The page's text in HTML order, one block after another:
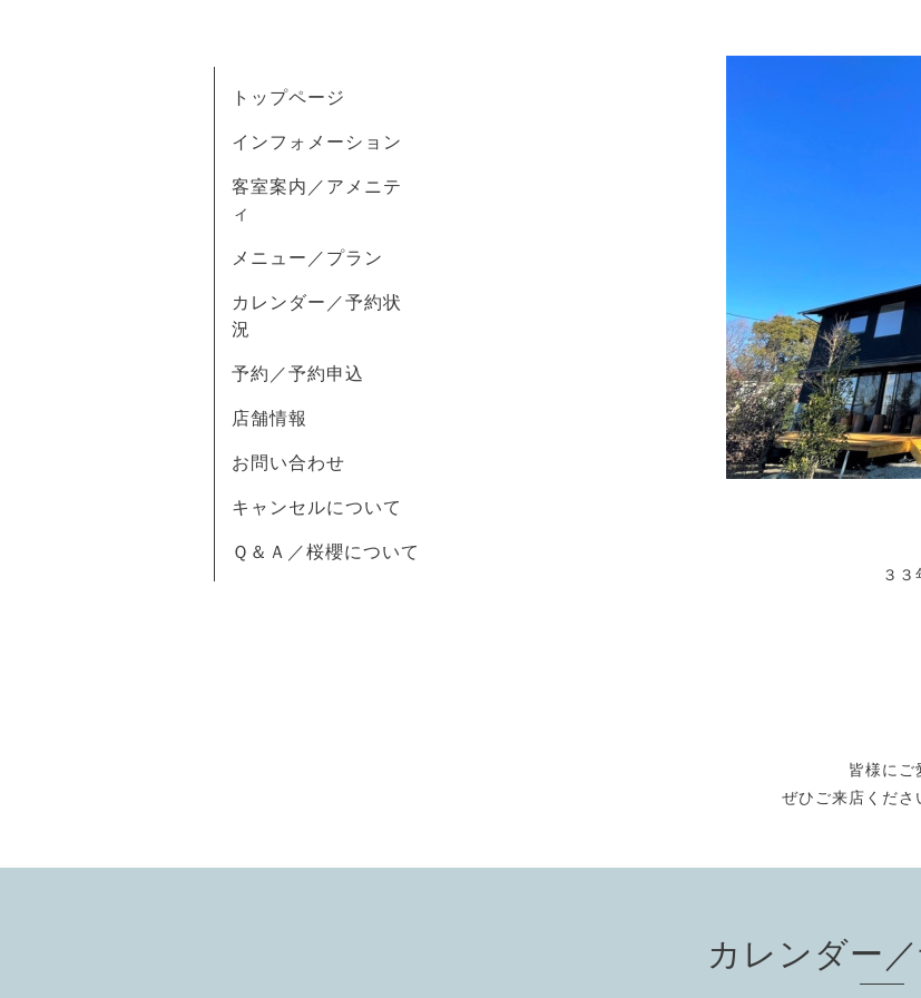
３
皆様にご
ぜひご来店くださ
トップページ
インフォメーション
客室案内／アメニテ
ィ
メニュー／プラン
カレンダー／予約状
況
予約／予約申込
店舗情報
お問い合わせ
キャンセルについて
Ｑ＆Ａ／桜櫻について
カレンダー